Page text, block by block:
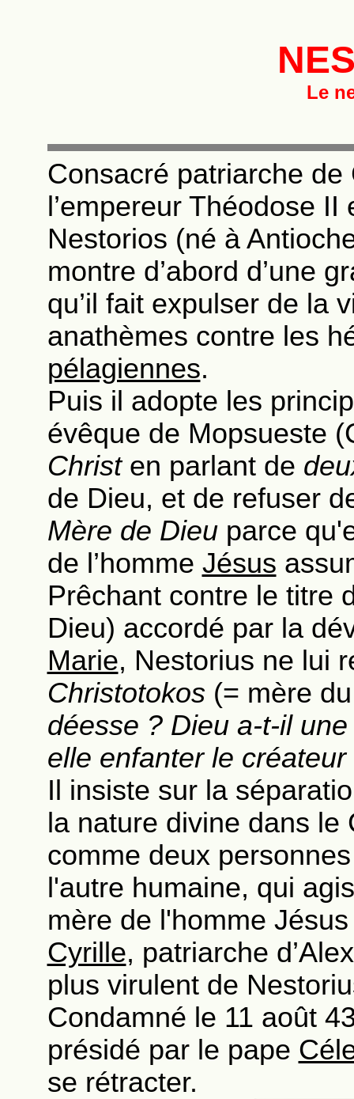
Le
Consacré patriarche
l’empereur Théodose
Nestorios (né à
montre d’abord d’une
qu’il fait expulser de la
anathèmes contre les
pélagiennes.
Puis il adopte les
évêque de Mopsueste
Christen parlant de
de Dieu, et de refuser
Mère de Dieuparce
de l’homme Jésus
Prêchant contre le titre
Dieu) accordé par la
Marie, Nestorius ne lui
Christotokos(= mère
déesse ? Dieu a-t-il
elle enfanter le créateur
Il insiste sur la
la nature divine dans
comme deux
l'autre humaine, qui
mère de l'homme
Cyrille, patriarche
plus virulent de
Condamné le 11 août
présidé par le pape
se rétracter.